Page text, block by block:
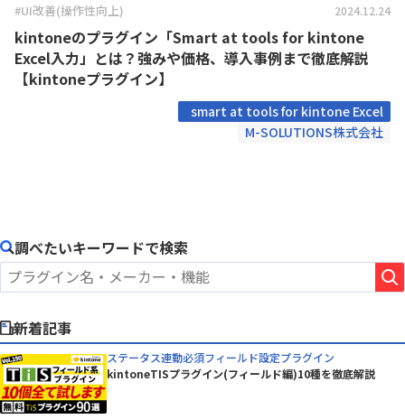
#UI改善(操作性向上) 2024.12.24
kintoneのプラグイン「Smart at tools for kintone
Excel入力」とは？強みや価格、導入事例まで徹底解説
【kintoneプラグイン】
smart at tools for kintone Excel
M-SOLUTIONS株式会社
調べたいキーワードで検索
新着記事
ステータス連動必須フィールド設定プラグイン
kintoneTISプラグイン(フィールド編)10種を徹底解説